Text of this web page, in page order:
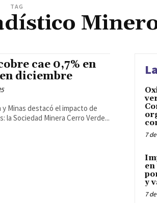
TAG
cae 0,7% en
diciembre
Minas destacó el impacto de
la Sociedad Minera Cerro Verde...
7
en
y
7